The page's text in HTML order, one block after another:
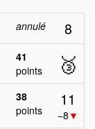
annulé 8
41
points
🥉
38
points
11
−8 ▼